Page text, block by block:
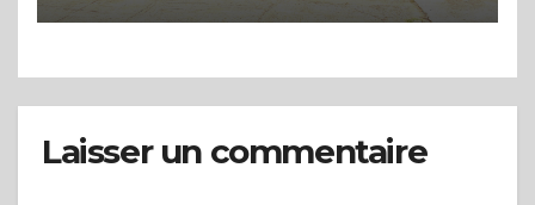
Laisser un commentaire